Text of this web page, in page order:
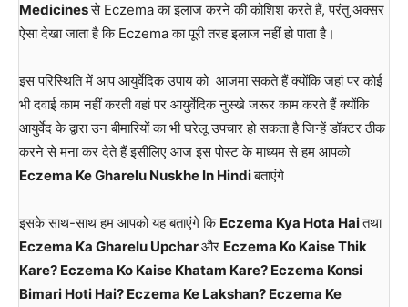
Medicinesसे Eczema का इलाज करने की कोशिश करते हैं, परंतु अक्सर
ऐसा देखा जाता है कि Eczema का पूरी तरह इलाज नहीं हो पाता है।
इस परिस्थिति में आप आयुर्वेदिक उपाय को आजमा सकते हैं क्योंकि जहां पर कोई
भी दवाई काम नहीं करती वहां पर आयुर्वेदिक नुस्खे जरूर काम करते हैं क्योंकि
आयुर्वेद के द्वारा उन बीमारियों का भी घरेलू उपचार हो सकता है जिन्हें डॉक्टर ठीक
करने से मना कर देते हैं इसीलिए आज इस पोस्ट के माध्यम से हम आपको
Eczema Ke Gharelu Nuskhe In Hindiबताएंगे
इसके साथ-साथ हम आपको यह बताएंगे कि Eczema Kya Hota Haiतथा
Eczema Ka Gharelu Upcharऔर Eczema Ko Kaise Thik
Kare? Eczema Ko Kaise Khatam Kare? Eczema Konsi
Bimari Hoti Hai? Eczema Ke Lakshan? Eczema Ke